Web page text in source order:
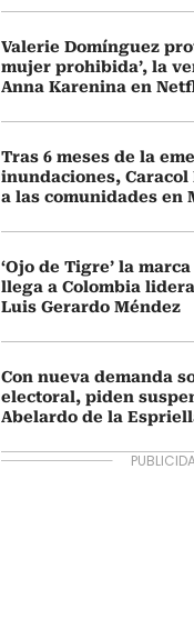
Valerie Domínguez
mujer prohibida’, la
Anna Karenina en
Tras 6 meses de la
inundaciones, Caracol
a las comunidades en
‘Ojo de Tigre’ la
llega a Colombia
Luis Gerardo Méndez
Con nueva demanda
electoral, piden
Abelardo de la